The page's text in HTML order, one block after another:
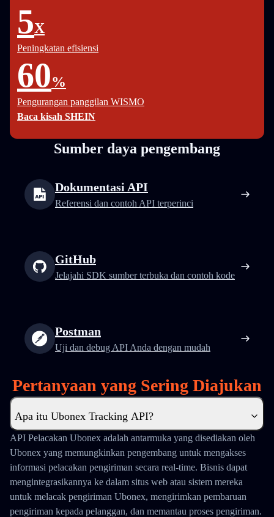
5X
Peningkatan efisiensi
60%
Pengurangan panggilan WISMO
Baca kisah SHEIN
Sumber daya pengembang
Dokumentasi API
Referensi dan contoh API terperinci
GitHub
Jelajahi SDK sumber terbuka dan contoh kode
Postman
Uji dan debug API Anda dengan mudah
Pertanyaan yang Sering Diajukan
Apa itu Ubonex Tracking API?
API Pelacakan Ubonex adalah antarmuka yang disediakan oleh
Ubonex yang memungkinkan pengembang untuk mengakses
informasi pelacakan pengiriman secara real-time. Bisnis dapat
mengintegrasikannya ke dalam situs web atau sistem mereka
untuk melacak pengiriman Ubonex, mengirimkan pembaruan
pengiriman kepada pelanggan, dan memantau proses pengiriman.